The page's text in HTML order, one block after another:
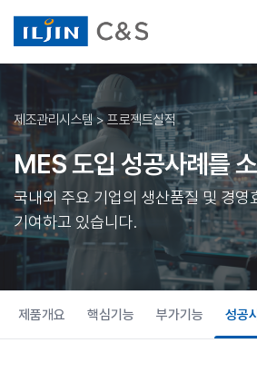
제조관리시스템 > 프로젝트실적
MES 도입 성공사례를
국내외 주요 기업의 생산품질 및 경영
기여하고 있습니다.
제품개요 핵심기능 부가기능 성공